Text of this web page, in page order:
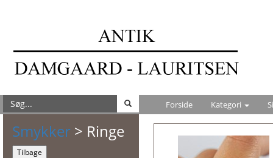
Forside Kategori
Smykker > Ringe
Tilbage